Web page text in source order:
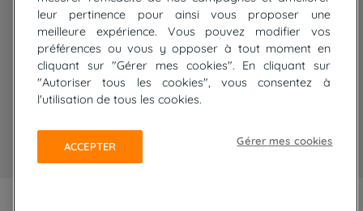
Cyclades : Amorgos et Naxos
Randonnée aux Bardenas Reales
De Collioure à Cadaquès à pied
Découverte des trésors de Madère
Rando Réunion en douceur
Trek sur Tenerife
leur pertinence pour ainsi vous proposer une
meilleure expérience. Vous pouvez modifier vos
préférences ou vous y opposer à tout moment en
cliquant sur "Gérer mes cookies". En cliquant sur
"Autoriser tous les cookies", vous consentez à
l'utilisation de tous les cookies.
Gérer mes cookies
ACCEPTER